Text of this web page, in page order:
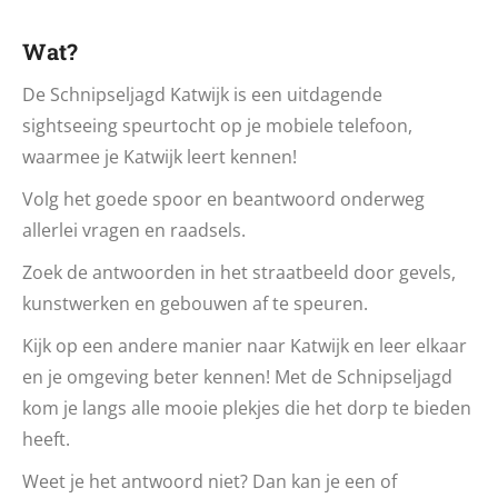
Wat?
De Schnipseljagd Katwijk is een uitdagende
sightseeing speurtocht op je mobiele telefoon,
waarmee je Katwijk leert kennen!
Volg het goede spoor en beantwoord onderweg
allerlei vragen en raadsels.
Zoek de antwoorden in het straatbeeld door gevels,
kunstwerken en gebouwen af te speuren.
Kijk op een andere manier naar Katwijk en leer elkaar
en je omgeving beter kennen! Met de Schnipseljagd
kom je langs alle mooie plekjes die het dorp te bieden
heeft.
Weet je het antwoord niet? Dan kan je een of